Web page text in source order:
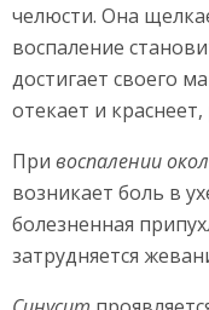
челюсти. Она
воспаление
достигает своего
отекает и
При воспалении
возникает боль в
болезненная
затрудняется